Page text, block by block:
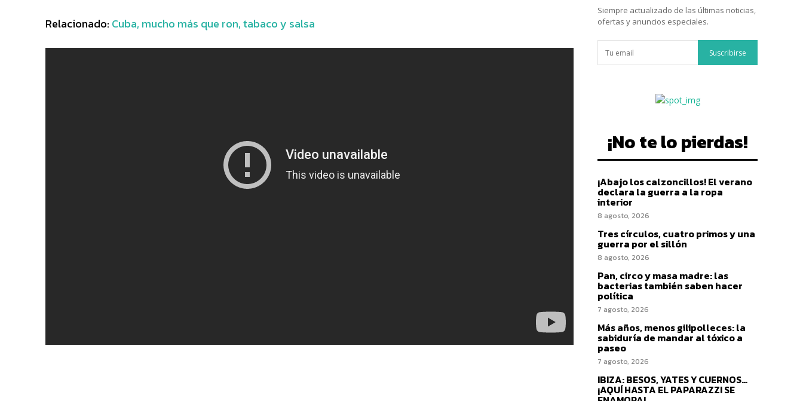
Relacionado: Cuba, mucho más que ron, tabaco y salsa
Siempre actualizado de las últimas noticias,
ofertas y anuncios especiales.
Suscribirse
¡No te lo pierdas!
¡Abajo los calzoncillos! El verano
declara la guerra a la ropa
interior
8 agosto, 2026
Tres círculos, cuatro primos y una
guerra por el sillón
8 agosto, 2026
Pan, circo y masa madre: las
bacterias también saben hacer
política
7 agosto, 2026
Más años, menos gilipolleces: la
sabiduría de mandar al tóxico a
paseo
7 agosto, 2026
IBIZA: BESOS, YATES Y CUERNOS…
¡AQUÍ HASTA EL PAPARAZZI SE